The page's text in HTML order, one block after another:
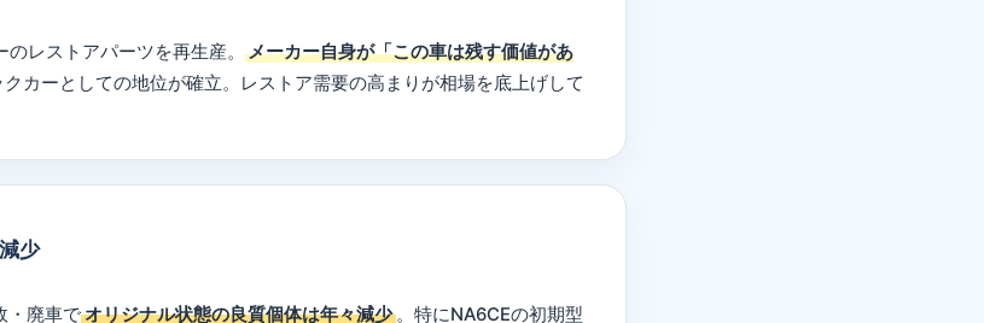
レストアパーツを再生産。
メーカー自身が「この車は残す価値があ
カーとしての地位が確立。レストア需要の高まりが相場を底上げして
少
・廃車でオリジナル状態の良質個体は年々減少 。特にNA6CEの初期型